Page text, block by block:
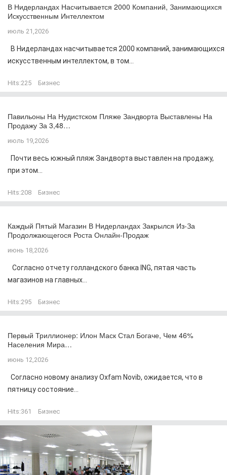
В Нидерландах Насчитывается 2000 Компаний, Занимающихся
Искусственным Интеллектом
июль 21,2026
В Нидерландах насчитывается 2000 компаний, занимающихся
искусственным интеллектом, в том...
Hits:225 Бизнес
Павильоны На Нудистском Пляже Зандворта Выставлены На
Продажу За 3,48…
июль 19,2026
Почти весь южный пляж Зандворта выставлен на продажу,
при этом...
Hits:208 Бизнес
Каждый Пятый Магазин В Нидерландах Закрылся Из-За
Продолжающегося Роста Онлайн-Продаж
июнь 18,2026
Согласно отчету голландского банка ING, пятая часть
магазинов на главных...
Hits:295 Бизнес
Первый Триллионер: Илон Маск Стал Богаче, Чем 46%
Населения Мира…
июнь 12,2026
Согласно новому анализу Oxfam Novib, ожидается, что в
пятницу состояние...
Hits:361 Бизнес